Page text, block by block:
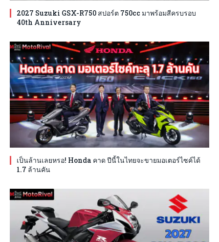
2027 Suzuki GSX-R750 สปอร์ต 750cc มาพร้อมสีครบรอบ
40th Anniversary
เป็นล้านเลยหรอ! Honda คาด ปีนี้ในไทยจะขายมอเตอร์ไซค์ได้
1.7 ล้านคัน